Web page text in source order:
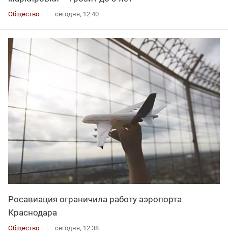
Общество сегодня, 12:40
Росавиация ограничила работу аэропорта
Краснодара
Общество сегодня, 12:38